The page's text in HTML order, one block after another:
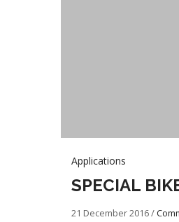
Applications
SPECIAL
21 December 2016/